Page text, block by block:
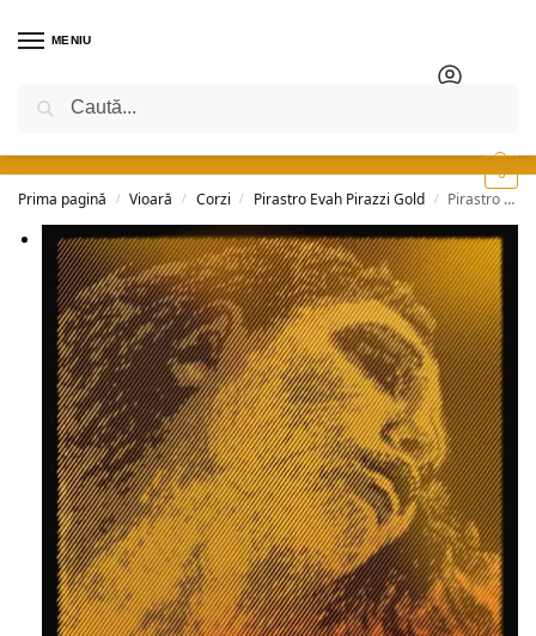
MENIU
0
Prima pagină
/ Vioară / Corzi / Pirastro Evah Pirazzi Gold / Pirastro Evah Pirazzi Gold – coardă Sol argint